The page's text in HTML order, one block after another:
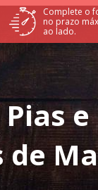
Complete o
no prazo
ao lado.
e
de